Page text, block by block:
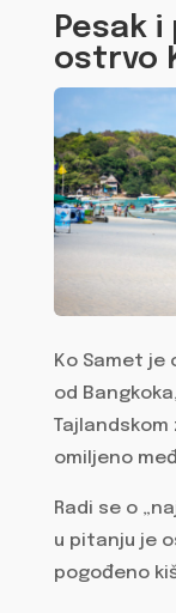
Pesak i
ostrvo
Ko Samet
od
omiljeno
Radi se o
u pitanju je
pogođeno